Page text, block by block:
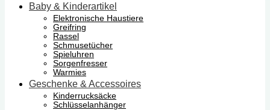
Baby & Kinderartikel
Elektronische Haustiere
Greifring
Rassel
Schmusetücher
Spieluhren
Sorgenfresser
Warmies
Geschenke & Accessoires
Kinderrucksäcke
Schlüsselanhänger